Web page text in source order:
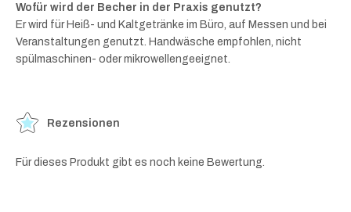
Wofür wird der Becher in der Praxis genutzt?
Er wird für Heiß- und Kaltgetränke im Büro, auf Messen und bei
Veranstaltungen genutzt. Handwäsche empfohlen, nicht
spülmaschinen- oder mikrowellengeeignet.
Rezensionen
Für dieses Produkt gibt es noch keine Bewertung.